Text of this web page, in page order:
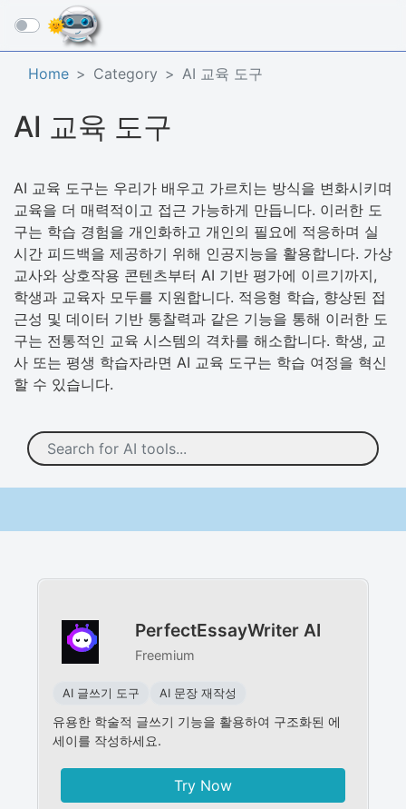
☰
Home Category AI 교육 도구
AI 교육 도구
AI 교육 도구는 우리가 배우고 가르치는 방식을 변화시키며
교육을 더 매력적이고 접근 가능하게 만듭니다. 이러한 도
구는 학습 경험을 개인화하고 개인의 필요에 적응하며 실
시간 피드백을 제공하기 위해 인공지능을 활용합니다. 가상
교사와 상호작용 콘텐츠부터 AI 기반 평가에 이르기까지,
학생과 교육자 모두를 지원합니다. 적응형 학습, 향상된 접
근성 및 데이터 기반 통찰력과 같은 기능을 통해 이러한 도
구는 전통적인 교육 시스템의 격차를 해소합니다. 학생, 교
사 또는 평생 학습자라면 AI 교육 도구는 학습 여정을 혁신
할 수 있습니다.
PerfectEssayWriter AI
Freemium
AI 글쓰기 도구 AI 문장 재작성
유용한 학술적 글쓰기 기능을 활용하여 구조화된 에
세이를 작성하세요.
Try Now